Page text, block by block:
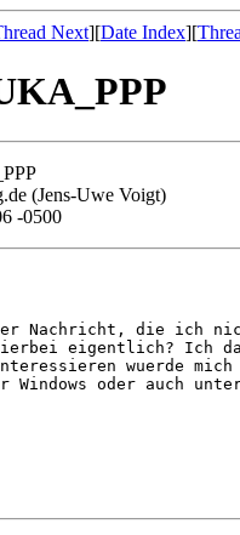
Next][Date Index][
(Jens-Uwe Voigt)
-0500
Nachricht, die ich
eigentlich? Ich
wuerde mich
Windows oder auch